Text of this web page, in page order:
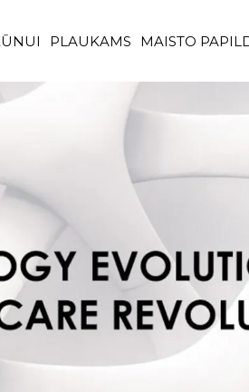
PLAUKAMS MAISTO